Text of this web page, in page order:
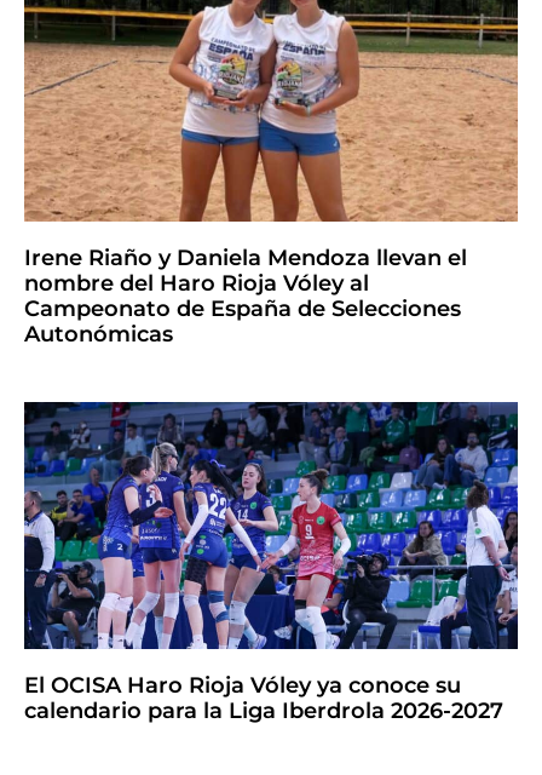
Irene Riaño y Daniela Mendoza llevan el
nombre del Haro Rioja Vóley al
Campeonato de España de Selecciones
Autonómicas
El OCISA Haro Rioja Vóley ya conoce su
calendario para la Liga Iberdrola 2026-2027